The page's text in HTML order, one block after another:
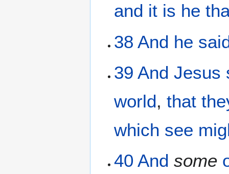
and it is he
38 And he
39 And Jesus
world,that
which see
40 And some